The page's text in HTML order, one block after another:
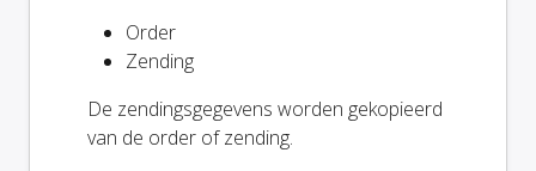
Order
Zending
De zendingsgegevens worden gekopieerd
van de order of zending.